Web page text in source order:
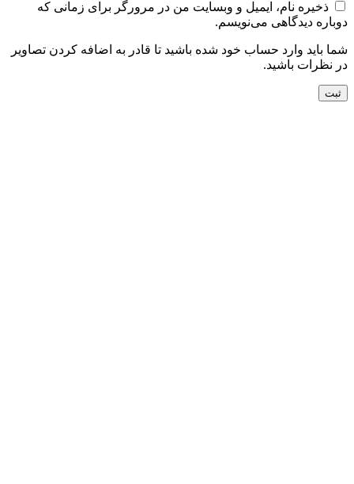
ذخیره نام، ایمیل و وبسایت من در مرورگر برای زمانی که
دوباره دیدگاهی می‌نویسم.
شما باید وارد حساب خود شده باشید تا قادر به اضافه کردن تصاویر
در نظرات باشید.